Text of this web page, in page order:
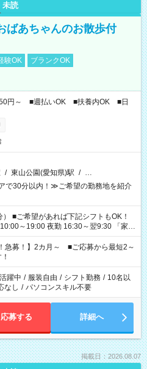
未読
ばあちゃんのお散歩付
験OK
ブランクOK
円～ ■週払いOK ■扶養内OK ■日
/ 東山公園(愛知県)駅 / …
で30分以内！≫ご希望の勤務地を紹介
！
～19:00 夜勤 16:30～翌9:30 「家族
余裕を持って夕飯の準備がしたい」
ない」 など、ご希望を教えてください
務時間。 合計で週40時間を超える場
急募！】2カ月～ ■ご応募から最短2～
躍中 / 服装自由 / シフト勤務 / 10名以
なし / パソコンスキル不要
応募する 詳細へ
掲載日：2026.08.07